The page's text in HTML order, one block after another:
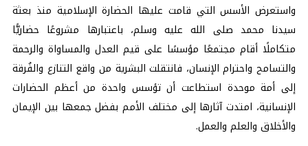
واستعرض الأسس التي قامت عليها الحضارة الإسلامية منذ بعثة
سيدنا محمد صلى الله عليه وسلم، باعتبارها مشروعًا حضاريًّا
متكاملًا أقام مجتمعًا مؤسسًا على قيم العدل والمساواة والرحمة
والتسامح واحترام الإنسان، فانتقلت البشرية من واقع التنازع والفُرقة
إلى أمة موحدة استطاعت أن تؤسس واحدة من أعظم الحضارات
الإنسانية، امتدت آثارها إلى مختلف الأمم بفضل جمعها بين الإيمان
والأخلاق والعلم والعمل.